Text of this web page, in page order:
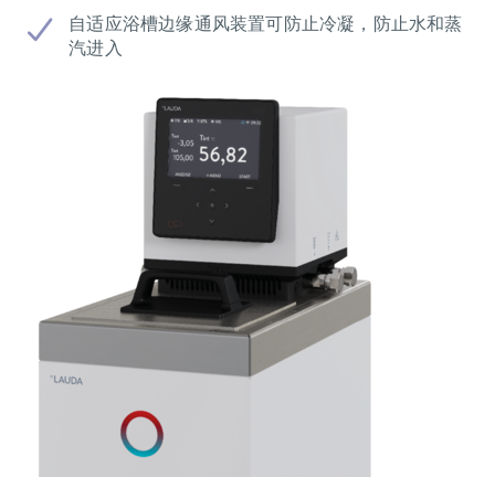
自适应浴槽边缘通风装置可防止冷凝，防止水和蒸
汽进入